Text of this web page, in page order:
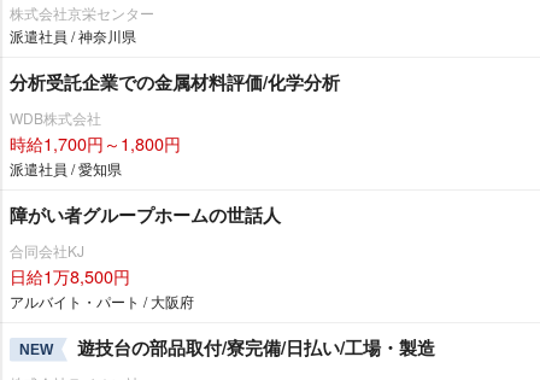
株式会社京栄センター
派遣社員 / 神奈川県
分析受託企業での金属材料評価/化学分析
WDB株式会社
時給1,700円～1,800円
派遣社員 / 愛知県
障がい者グループホームの世話人
合同会社KJ
日給1万8,500円
アルバイト・パート / 大阪府
NEW 遊技台の部品取付/寮完備/日払い/工場・製造